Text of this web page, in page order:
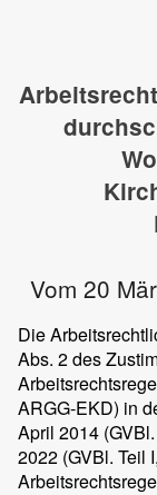
Vom 20
Die
Abs. 2 des
ARGG-EKD) in
April 2014
2022 (GVBl. Teil